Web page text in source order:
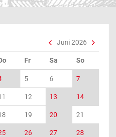
Juni 2026
Fr Sa So
5 6 7
12 13 14
19 20 21
26 27 28